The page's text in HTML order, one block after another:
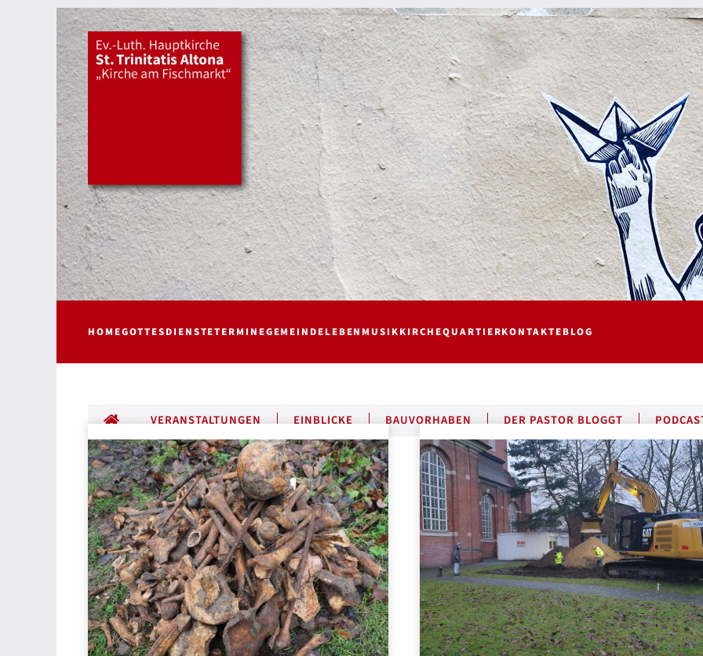
HOMEGOTTESDIENSTETERMINEGEMEINDELEBEN MUSIKKIRCHEQUARTIERKONTAKTEBLOG
ALLE BEITRÄGE
VERANSTALTUNGEN EINBLICKE BAUVORHABEN DER PASTOR BLOGGT